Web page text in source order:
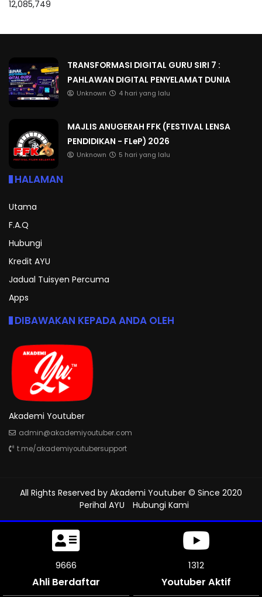
12,085,749
TRANSFORMASI DIGITAL GURU SIRI 7 :
PAHLAWAN DIGITAL PENYELAMAT DUNIA
Unknown 4 hari yang lalu
MAJLIS ANUGERAH FFK (FESTIVAL LENSA
PENDIDIKAN - FLeP) 2026
Unknown 5 hari yang lalu
HALAMAN
Utama
F.A.Q
Hubungi
Kredit AYU
Jadual Tuisyen Percuma
Apps
DIBAWAKAN KEPADA ANDA OLEH
Akademi Youtuber
admin@akademiyoutuber.com
t.me/akademiyoutubersupport
All Rights Reserved by Akademi Youtuber © Since 2020
Perihal AYU
Hubungi Kami
10041
Ahli Berdaftar
1312
Youtuber Aktif